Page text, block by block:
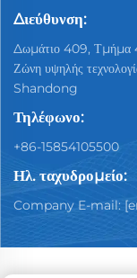
Διεύθυνση:
Δωμάτιο 409, Τμήμα
Ζώνη υψηλής
Shandong
Τηλέφωνο:
+86-15854105500
Ηλ. ταχυδρομείο:
Company E-mail: